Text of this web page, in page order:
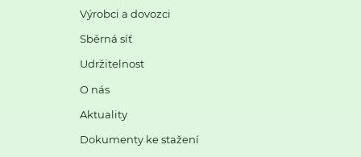
Výrobci a dovozci
Sběrná síť
Udržitelnost
O nás
Aktuality
Dokumenty ke stažení